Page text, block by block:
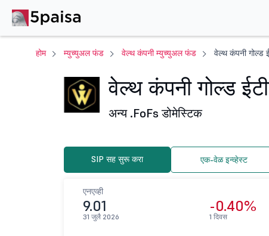
होम म्युच्युअल फंड वेल्थ कंपनी म्युच्युअल फंड वेल्थ कंपनी गोल्ड
वेल्थ कंपनी गोल्ड
अन्य .FoFs डोमेस्टिक
SIP सह सुरू करा एक-वेळ इन्व्हेस्ट
एनएव्ही
9.01
31 जुलै 2026
-0.40%
1 दिवस